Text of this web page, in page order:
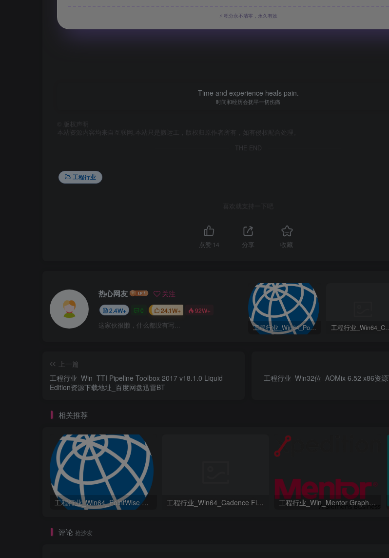
⚡ 积分永不清零，永久有效
Time and experience heals pain.
时间和经历会抚平一切伤痛
版权声明
本站资源内容均来自互联网,本站只是搬运工，版权归原作者所有，如有侵权配合处理。
THE END
工程行业
喜欢就支持一下吧
点赞 14 分享 收藏
热心网友 关注
2.4W+ 0 24.1W+ 92W+
这家伙很懒，什么都没有写... 工程行业_Win64_PointWise 18.6 R2 x64资源下载地址_百度网盘迅雷BT 工程行业_Win64_Cadence Fidelity
上一篇
工程行业_Win_TTI Pipeline Toolbox 2017 v18.1.0 Liquid
Edition资源下载地址_百度网盘迅雷BT
工程行业_Win32位_AOMix 6.52 x86资
相关推荐
工程行业_Win64_PointWise 18.6 R2 x64资源下载地址_百度网盘迅雷BT 工程行业_Win64_Cadence Fidelity Pointwise 2024.1 x64资源下载地址_百度网盘迅雷BT 工程行业_Win_Mentor Graphics Products New Crack资源下载地址_百度网盘迅雷BT
评论 抢沙发